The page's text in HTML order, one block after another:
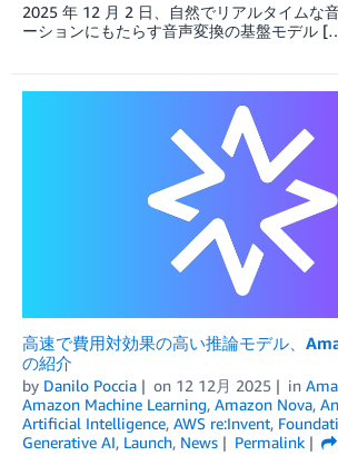
2025 年 12 月 2 日、自然でリアルタイムな
ーションにもたらす音声変換の基盤モデル
高速で費用対効果の高い推論モデル、
の紹介
by Danilo Poccia on 12 12月 2025 in
Amazon Machine Learning, Amazon Nova,
Artificial Intelligence, AWS re:Invent,
Generative AI, Launch, News Permalink